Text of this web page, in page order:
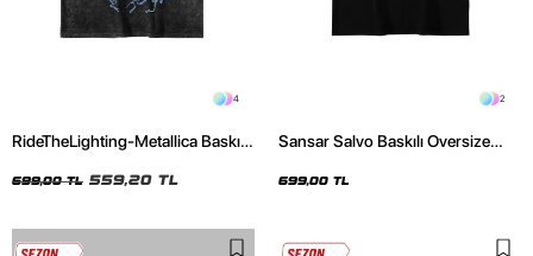
4
RideTheLighting-Metallica Baskılı
Tshirt
699,00 TL 559,20 TL
2
Sansar Salvo Baskılı Oversize
699,00 TL